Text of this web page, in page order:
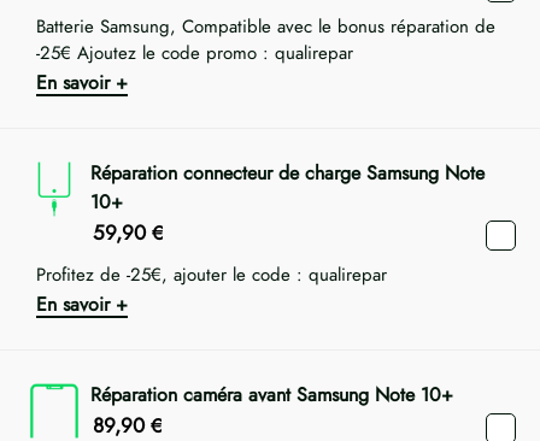
Batterie Samsung, Compatible avec le bonus réparation de
-25€ Ajoutez le code promo : qualirepar
En savoir +
Réparation connecteur de charge Samsung Note
10+
59,90 €
Profitez de -25€, ajouter le code : qualirepar
En savoir +
Réparation caméra avant Samsung Note 10+
89,90 €